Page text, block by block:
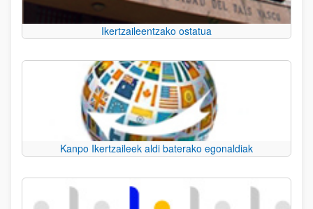
Ikertzaileentzako ostatua
Kanpo Ikertzaileek aldi baterako egonaldiak